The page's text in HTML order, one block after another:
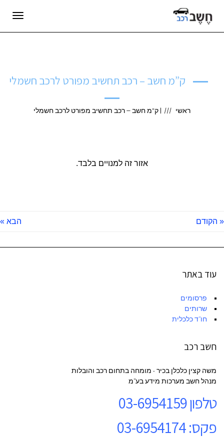
ק”מ חשב – רכב תחשיב מפורט לרכב חשמלי
ראשי | ק”מ חשב – רכב תחשיב מפורט לרכב חשמלי
אזור זה למנויים בלבד.
« הקודם הבא »
עוד באתר
פרסומים
שרותים
חו"ד כלכלית
חשב רכב
משה קצין כלכלן בכיר - מומחה בתחום רכב והובלות
מנהל חשב מערכות מידע בע"מ
טלפון03-6954159
פקס: 03-6954174